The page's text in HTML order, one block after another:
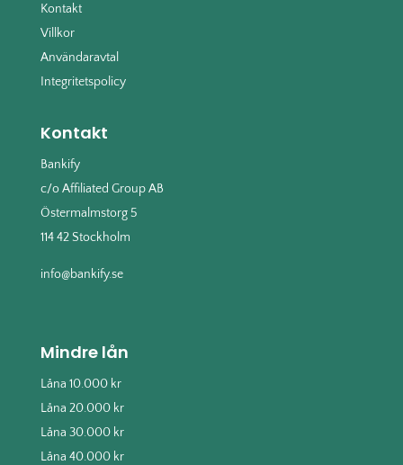
Kontakt
Villkor
Användaravtal
Integritetspolicy
Kontakt
Bankify
c/o Affiliated Group AB
Östermalmstorg 5
114 42 Stockholm
info@bankify.se
Mindre lån
Låna 10.000 kr
Låna 20.000 kr
Låna 30.000 kr
Låna 40.000 kr